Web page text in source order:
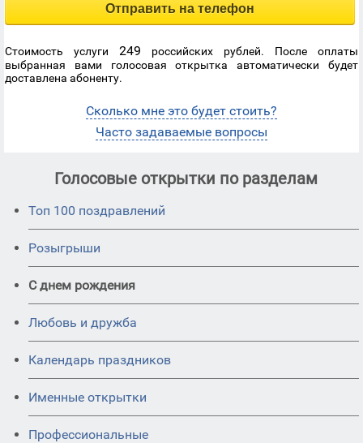
Отправить на телефон
Стоимость услуги 249 российских рублей. После оплаты
выбранная вами голосовая открытка автоматически будет
доставлена абоненту.
Сколько мне это будет стоить?
Часто задаваемые вопросы
Голосовые открытки по разделам
Топ 100 поздравлений
Розыгрыши
С днем рождения
Любовь и дружба
Календарь праздников
Именные открытки
Профессиональные